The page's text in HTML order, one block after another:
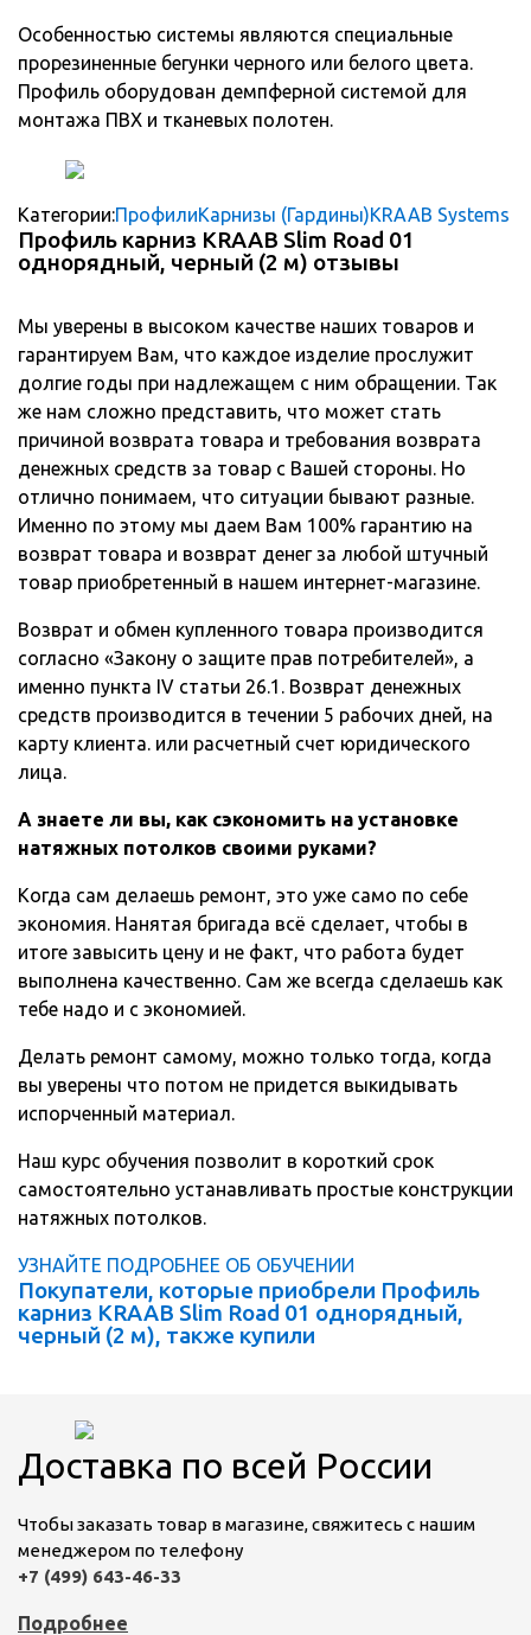
Особенностью системы являются специальные
прорезиненные бегунки черного или белого цвета.
Профиль оборудован демпферной системой для
монтажа ПВХ и тканевых полотен.
Категории:ПрофилиКарнизы (Гардины)KRAAB Systems
Профиль карниз KRAAB Slim Road 01
однорядный, черный (2 м) отзывы
Мы уверены в высоком качестве наших товаров и
гарантируем Вам, что каждое изделие прослужит
долгие годы при надлежащем с ним обращении. Так
же нам сложно представить, что может стать
причиной возврата товара и требования возврата
денежных средств за товар с Вашей стороны. Но
отлично понимаем, что ситуации бывают разные.
Именно по этому мы даем Вам 100% гарантию на
возврат товара и возврат денег за любой штучный
товар приобретенный в нашем интернет-магазине.
Возврат и обмен купленного товара производится
согласно «Закону о защите прав потребителей», а
именно пункта IV статьи 26.1. Возврат денежных
средств производится в течении 5 рабочих дней, на
карту клиента. или расчетный счет юридического
лица.
А знаете ли вы, как сэкономить на установке
натяжных потолков своими руками?
Когда сам делаешь ремонт, это уже само по себе
экономия. Нанятая бригада всё сделает, чтобы в
итоге завысить цену и не факт, что работа будет
выполнена качественно. Сам же всегда сделаешь как
тебе надо и с экономией.
Делать ремонт самому, можно только тогда, когда
вы уверены что потом не придется выкидывать
испорченный материал.
Наш курс обучения позволит в короткий срок
самостоятельно устанавливать простые конструкции
натяжных потолков.
УЗНАЙТЕ ПОДРОБНЕЕ ОБ ОБУЧЕНИИ
Покупатели, которые приобрели Профиль
карниз KRAAB Slim Road 01 однорядный,
черный (2 м), также купили
Доставка по всей России
Чтобы заказать товар в магазине, свяжитесь с нашим
менеджером по телефону
+7 (499) 643-46-33
Подробнее